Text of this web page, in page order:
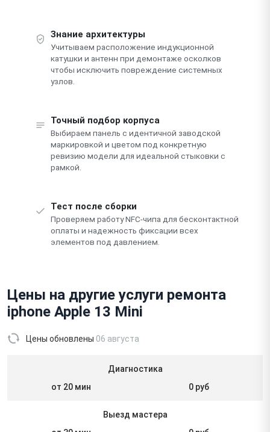
Знание архитектуры
Учитываем расположение индукционной
катушки и антенн при демонтаже осколков
чтобы исключить повреждение системных
узлов.
Точный подбор корпуса
Выбираем панель с идентичной заводской
маркировкой и цветом под конкретную
ревизию модели для идеальной стыковки с
рамкой.
Тест после сборки
Проверяем работу NFC-чипа для бесконтактной
оплаты и надежность фиксации всех
элементов под давлением.
Цены на другие услуги ремонта
iphone Apple 13 Mini
Цены обновлены 06 августа
Диагностика
от 20 мин
0 руб
Выезд мастера